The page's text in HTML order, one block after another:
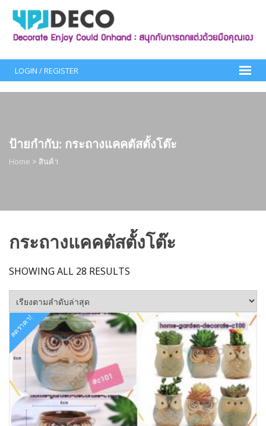
content
LOGIN / REGISTER
ป้ายกำกับ: กระถางแคคตัสตั้งโต๊ะ
Home > สินค้า
กระถางแคคตัสตั้งโต๊ะ
SHOWING ALL 28 RESULTS
ลดราคา!